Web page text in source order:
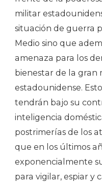
militar
situación de guerra
Medio sino que
amenaza para los
bienestar de la gran
estadounidense.
tendrán bajo su
inteligencia
postrimerías de los
que en los últimos
exponencialmente
para vigilar, espiar y